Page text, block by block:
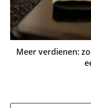
Meer verdienen: